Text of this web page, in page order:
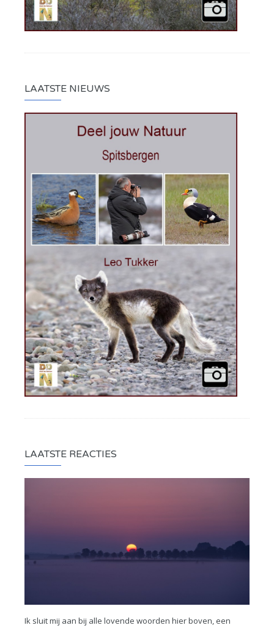
LAATSTE NIEUWS
LAATSTE REACTIES
Ik sluit mij aan bij alle lovende woorden hier boven, een